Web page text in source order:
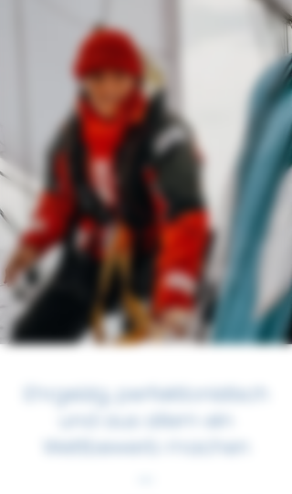
Ehrgeizig, perfektionistisch
und aus allem ein
Wettbewerb machen